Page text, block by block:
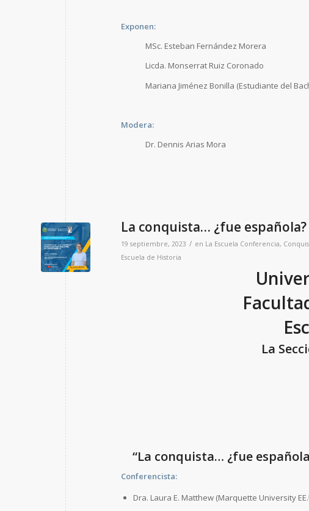
Exponen:
MSc. Esteban Fernández Morera
Licda. Monserrat Ruiz Coronado
Mariana Jiménez Bonilla (Estudiante del
Modera:
Dr. Dennis Arias Mora
La conquista… ¿fue
19 septiembre, 2023 / en La Escuela Conferencia,
Escuela de Historia
La
“La conquista… ¿fue
Conferencista:
Dra. Laura E. Matthew (Marquette University